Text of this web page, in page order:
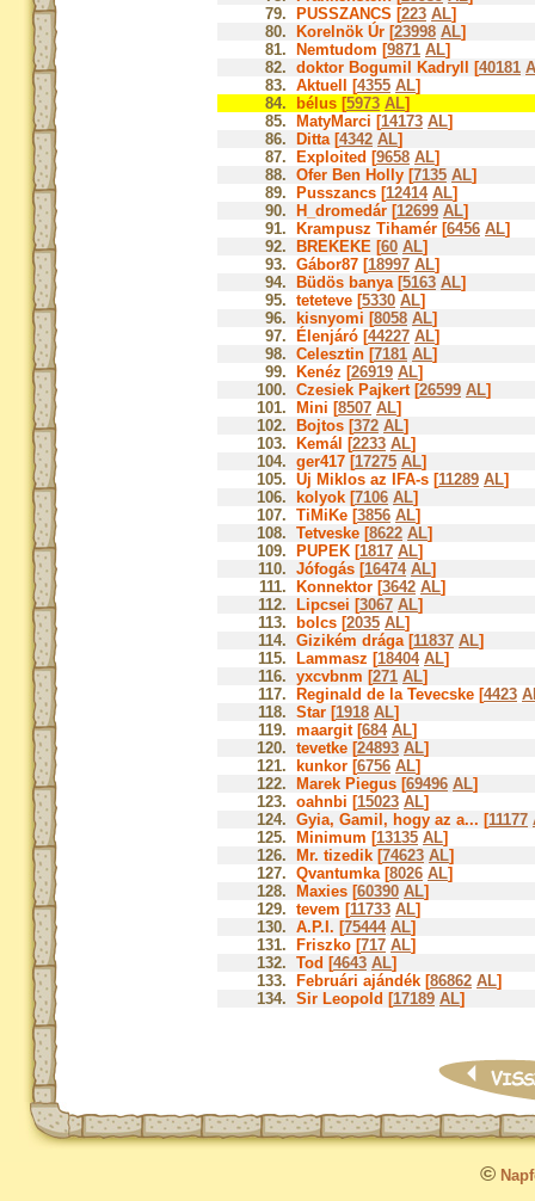
79.
PUSSZANCS [223 AL]
80.
Korelnök Úr [23998 AL]
81.
Nemtudom [9871 AL]
82. doktor Bogumil Kadryll [40181
83. Aktuell [4355 AL]
84.
bélus [5973 AL]
85.
MatyMarci [14173 AL]
86.
Ditta [4342 AL]
87.
Exploited [9658 AL]
88. Ofer Ben Holly [7135 AL]
89.
Pusszancs [12414 AL]
90.
H_dromedár [12699 AL]
91.
Krampusz Tihamér [6456 AL]
92.
BREKEKE [60 AL]
93. Gábor87 [18997 AL]
94.
Büdös banya [5163 AL]
95. teteteve [5330 AL]
96.
kisnyomi [8058 AL]
97.
Élenjáró [44227 AL]
98. Celesztin [7181 AL]
99.
Kenéz [26919 AL]
100. Czesiek Pajkert [26599 AL]
101.
Mini [8507 AL]
102.
Bojtos [372 AL]
103.
Kemál [2233 AL]
104. ger417 [17275 AL]
105. Uj Miklos az IFA-s [11289 AL]
106.
kolyok [7106 AL]
107. TiMiKe [3856 AL]
108. Tetveske [8622 AL]
109.
PUPEK [1817 AL]
110. Jófogás [16474 AL]
111.
Konnektor [3642 AL]
112.
Lipcsei [3067 AL]
113.
bolcs [2035 AL]
114. Gizikém drága [11837 AL]
115.
Lammasz [18404 AL]
116. yxcvbnm [271 AL]
117.
Reginald de la Tevecske [4423
118. Star [1918 AL]
119. maargit [684 AL]
120. tevetke [24893 AL]
121.
kunkor [6756 AL]
122.
Marek Piegus [69496 AL]
123. oahnbi [15023 AL]
124. Gyia, Gamil, hogy az a... [11177
125.
Minimum [13135 AL]
126.
Mr. tizedik [74623 AL]
127. Qvantumka [8026 AL]
128.
Maxies [60390 AL]
129. tevem [11733 AL]
130. A.P.I. [75444 AL]
131.
Friszko [717 AL]
132. Tod [4643 AL]
133.
Februári ajándék [86862 AL]
134. Sir Leopold [17189 AL]
©